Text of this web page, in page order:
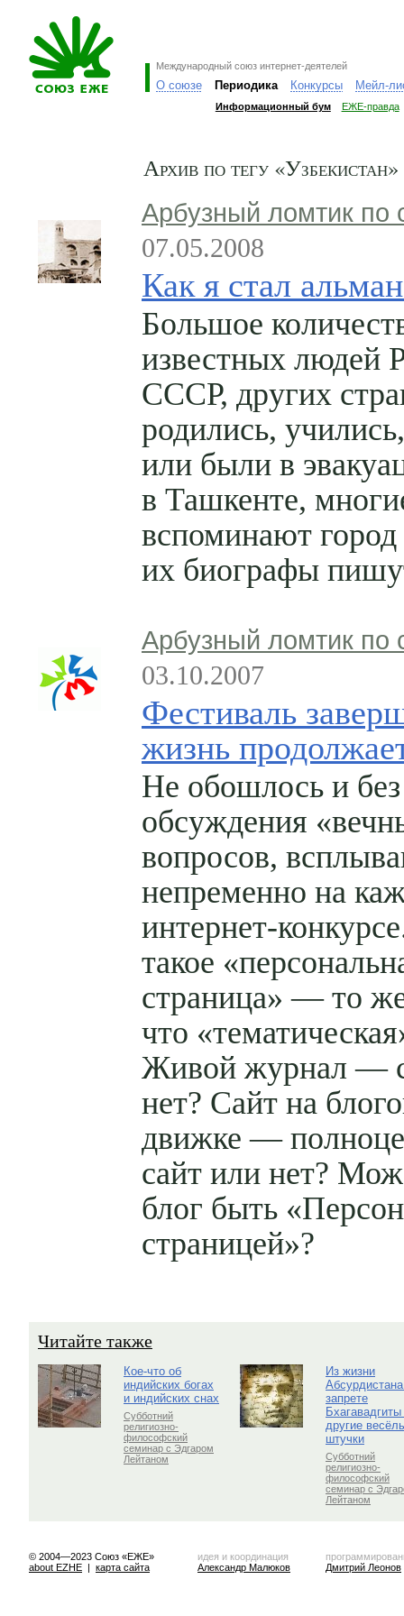
Международный союз интернет-деятелей
О союзе Периодика Конкурсы Мейл-
Информационный бум ЕЖЕ-правда
Архив по тегу «Узбекистан»
Арбузный ломтик по
07.05.2008
Как я стал
Большое
известных людей
СССР, других
родились,
или были в
в Ташкенте,
вспоминают
их биографы
Арбузный ломтик по
03.10.2007
Фестиваль
жизнь
Не обошлось и без
обсуждения
вопросов,
непременно на
интернет-
такое
страница» — то
что
Живой журнал —
нет? Сайт на
движке —
сайт или нет?
блог быть
страницей»?
Читайте также
Кое-что об
индийских богах
и индийских снах
Субботний
религиозно-
философский
семинар с Эдгаром
Лейтаном
Из жизни
запрете
Бхагавадгиты
другие
штучки
Субботний
религиозно-
философский
семинар с
Лейтаном
© 2004—2023 Союз «ЕЖЕ»
about EZHE | карта сайта
идея и координация
Александр Малюков
Дмитрий Леонов